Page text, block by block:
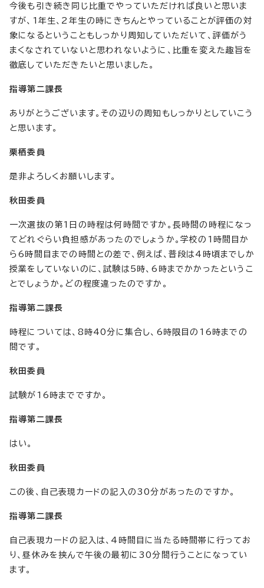
今後も引き続き同じ比重でやっていただければ良いと思いま
すが、1年生、2年生の時にきちんとやっていることが評価の対
象になるということもしっかり周知していただいて、評価がう
まくなされていないと思われないように、比重を変えた趣旨を
徹底していただきたいと思いました。
指導第二課長
ありがとうございます。その辺りの周知もしっかりとしていこう
と思います。
栗栖委員
是非よろしくお願いします。
秋田委員
一次選抜の第1日の時程は何時間ですか。長時間の時程になっ
てどれぐらい負担感があったのでしょうか。学校の1時間目か
ら6時間目までの時間との差で、例えば、普段は4時頃までしか
授業をしていないのに、試験は5時、6時までかかったというこ
とでしょうか。どの程度違ったのですか。
指導第二課長
時程については、8時40分に集合し、6時限目の16時までの
間です。
秋田委員
試験が16時までですか。
指導第二課長
はい。
秋田委員
この後、自己表現カードの記入の30分があったのですか。
指導第二課長
自己表現カードの記入は、4時間目に当たる時間帯に行ってお
り、昼休みを挟んで午後の最初に30分間行うことになってい
ます。